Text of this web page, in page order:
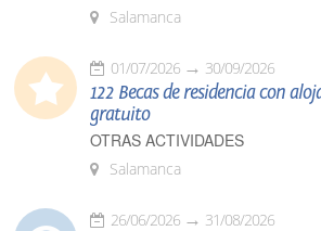
Salamanca
01/07/2026 30/09/2026
122 Becas de residencia con
gratuito
OTRAS ACTIVIDADES
Salamanca
26/06/2026 31/08/2026